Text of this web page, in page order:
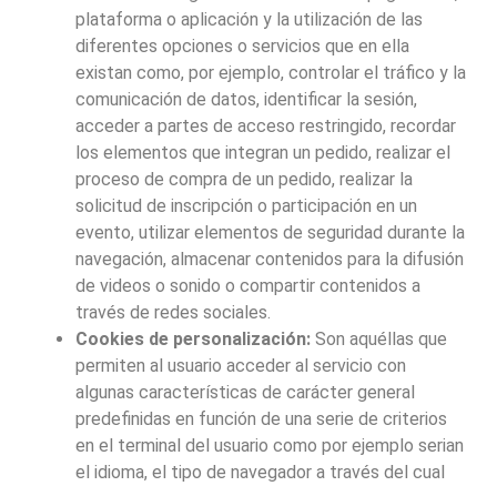
plataforma o aplicación y la utilización de las
diferentes opciones o servicios que en ella
existan como, por ejemplo, controlar el tráfico y la
comunicación de datos, identificar la sesión,
acceder a partes de acceso restringido, recordar
los elementos que integran un pedido, realizar el
proceso de compra de un pedido, realizar la
solicitud de inscripción o participación en un
evento, utilizar elementos de seguridad durante la
navegación, almacenar contenidos para la difusión
de videos o sonido o compartir contenidos a
través de redes sociales.
Cookies de personalización:Son aquéllas que
permiten al usuario acceder al servicio con
algunas características de carácter general
predefinidas en función de una serie de criterios
en el terminal del usuario como por ejemplo serian
el idioma, el tipo de navegador a través del cual